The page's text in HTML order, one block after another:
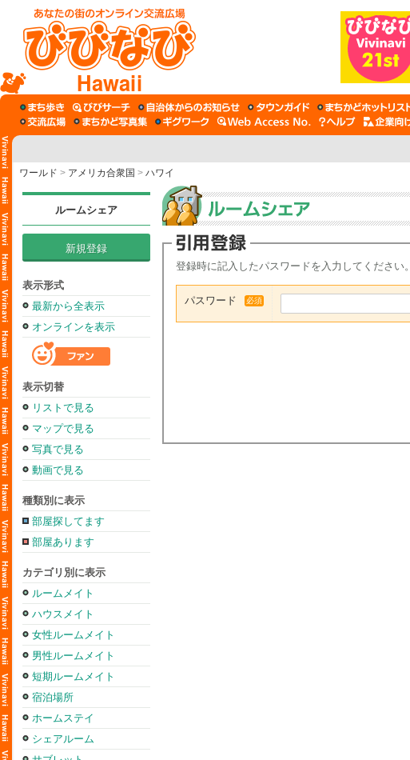
Hawaii
ワールド > アメリカ合衆国 > ハワイ
ルームシェア
新規登録
表示形式
最新から全表示
オンラインを表示
表示切替
リストで見る
マップで見る
写真で見る
動画で見る
種類別に表示
部屋探してます
部屋あります
カテゴリ別に表示
ルームメイト
ハウスメイト
女性ルームメイト
男性ルームメイト
短期ルームメイト
宿泊場所
ホームステイ
シェアルーム
登録時に記入したパスワードを入力してください。
パスワード 必須